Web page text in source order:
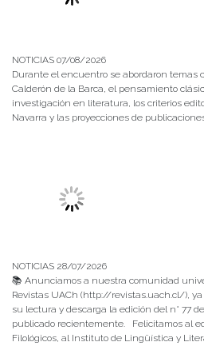
NOTICIAS 07/08/2026
Durante el encuentro se abordaron temas
Calderón de la Barca, el pensamiento
investigación en literatura, los criterios
Navarra y las proyecciones de
NOTICIAS 28/07/2026
📚 Anunciamos a nuestra comunidad
Revistas UACh (http://revistas.uach.cl/),
su lectura y descarga la edición del n° 77
publicado recientemente. Felicitamos al
Filológicos, al Instituto de Lingüística y